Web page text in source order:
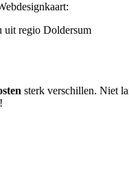
uit regio Doldersum
sterk verschillen. Niet